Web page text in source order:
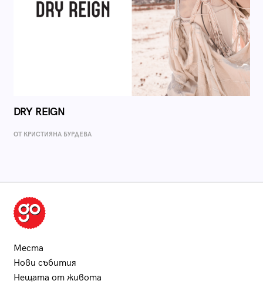
DRY REIGN
ОТ КРИСТИЯНА БУРДЕВА
Места
Нови събития
Нещата от живота